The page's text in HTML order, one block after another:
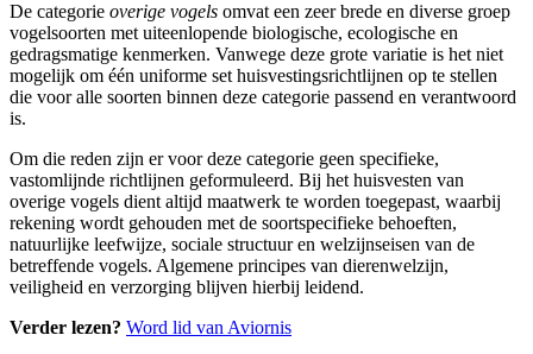
De categorie overige vogels omvat een zeer brede en diverse groep
vogelsoorten met uiteenlopende biologische, ecologische en
gedragsmatige kenmerken. Vanwege deze grote variatie is het niet
mogelijk om één uniforme set huisvestingsrichtlijnen op te stellen
die voor alle soorten binnen deze categorie passend en verantwoord
is.
Om die reden zijn er voor deze categorie geen specifieke,
vastomlijnde richtlijnen geformuleerd. Bij het huisvesten van
overige vogels dient altijd maatwerk te worden toegepast, waarbij
rekening wordt gehouden met de soortspecifieke behoeften,
natuurlijke leefwijze, sociale structuur en welzijnseisen van de
betreffende vogels. Algemene principes van dierenwelzijn,
veiligheid en verzorging blijven hierbij leidend.
Verder lezen? Word lid van Aviornis